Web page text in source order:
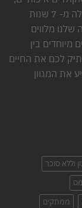
עוגיות, חטיפים ושתייה מכל הסוגים. אחרי למעלה מ- 7 שנות
שלנו מלווים
מיוחדים בין
לכם את החיים
את המגוון
וללא סוכר
ממתקים